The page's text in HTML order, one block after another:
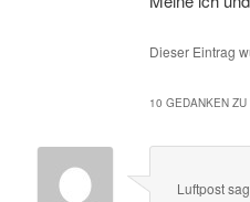
Dieser Eintrag
10 GEDANKEN ZU
Luftpost